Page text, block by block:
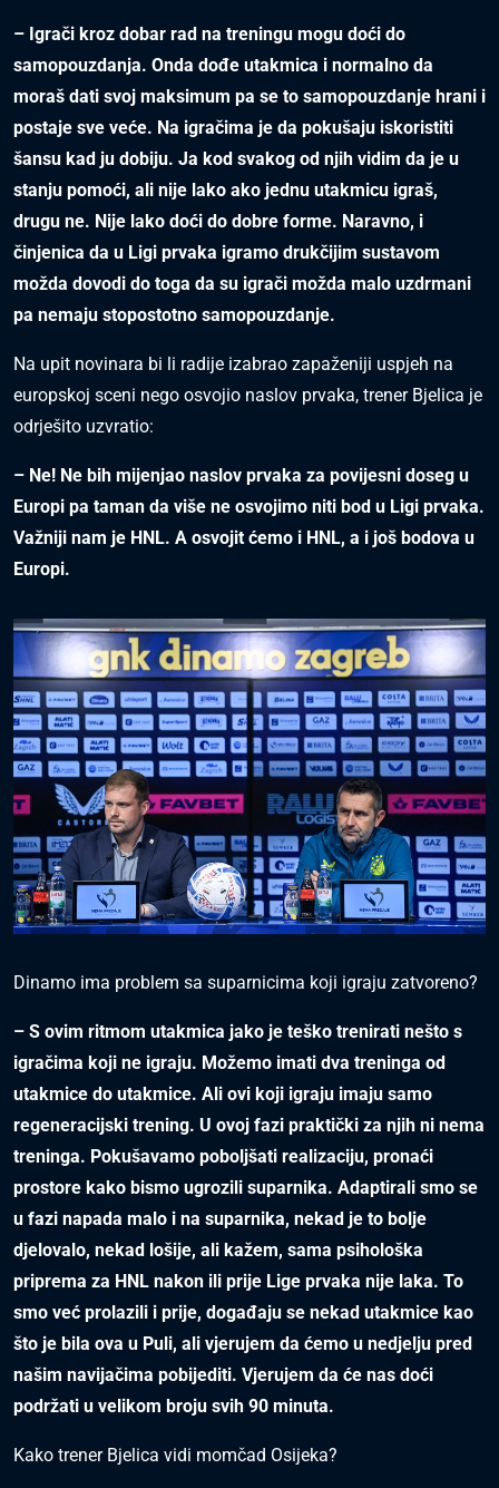
– Igrači kroz dobar rad na treningu mogu doći do
samopouzdanja. Onda dođe utakmica i normalno da
moraš dati svoj maksimum pa se to samopouzdanje hrani i
postaje sve veće. Na igračima je da pokušaju iskoristiti
šansu kad ju dobiju. Ja kod svakog od njih vidim da je u
stanju pomoći, ali nije lako ako jednu utakmicu igraš,
drugu ne. Nije lako doći do dobre forme. Naravno, i
činjenica da u Ligi prvaka igramo drukčijim sustavom
možda dovodi do toga da su igrači možda malo uzdrmani
pa nemaju stopostotno samopouzdanje.
Na upit novinara bi li radije izabrao zapaženiji uspjeh na
europskoj sceni nego osvojio naslov prvaka, trener Bjelica je
odrješito uzvratio:
– Ne! Ne bih mijenjao naslov prvaka za povijesni doseg u
Europi pa taman da više ne osvojimo niti bod u Ligi prvaka.
Važniji nam je HNL. A osvojit ćemo i HNL, a i još bodova u
Europi.
Dinamo ima problem sa suparnicima koji igraju zatvoreno?
– S ovim ritmom utakmica jako je teško trenirati nešto s
igračima koji ne igraju. Možemo imati dva treninga od
utakmice do utakmice. Ali ovi koji igraju imaju samo
regeneracijski trening. U ovoj fazi praktički za njih ni nema
treninga. Pokušavamo poboljšati realizaciju, pronaći
prostore kako bismo ugrozili suparnika. Adaptirali smo se
u fazi napada malo i na suparnika, nekad je to bolje
djelovalo, nekad lošije, ali kažem, sama psihološka
priprema za HNL nakon ili prije Lige prvaka nije laka. To
smo već prolazili i prije, događaju se nekad utakmice kao
što je bila ova u Puli, ali vjerujem da ćemo u nedjelju pred
našim navijačima pobijediti. Vjerujem da će nas doći
podržati u velikom broju svih 90 minuta.
Kako trener Bjelica vidi momčad Osijeka?